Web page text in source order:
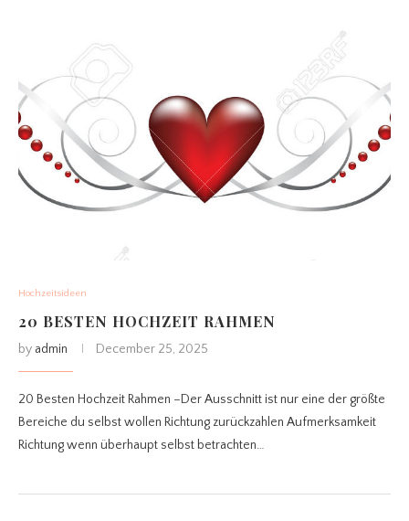
Hochzeitsideen
20 BESTEN HOCHZEIT RAHMEN
by admin December 25, 2025
20 Besten Hochzeit Rahmen –Der Ausschnitt ist nur eine der größte
Bereiche du selbst wollen Richtung zurückzahlen Aufmerksamkeit
Richtung wenn überhaupt selbst betrachten…